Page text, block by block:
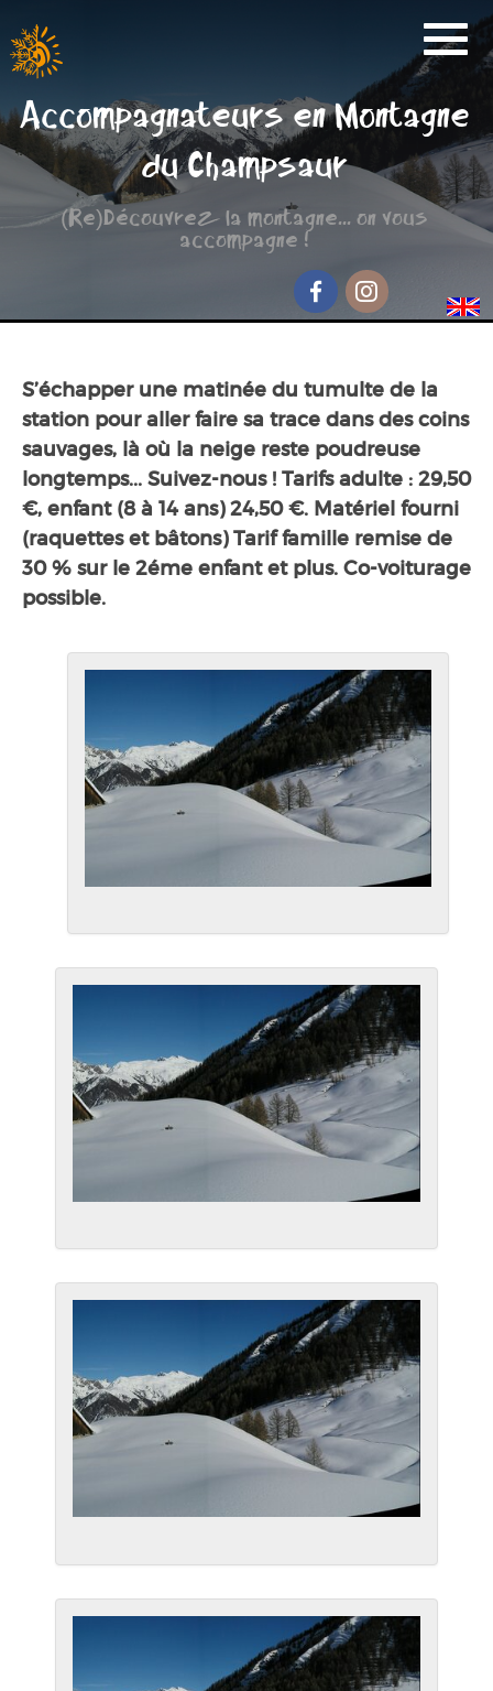
Accompagnateurs en Montagne
du Champsaur
(Re)Découvrez la montagne... on vous
accompagne !
FacebookInstagram
Activités
Réservation
Nos Partenaires
Scolaire
Groupe de randonnée
Séjour jeunesse
Contact et accès
S’échapper une matinée du tumulte de la
station pour aller faire sa trace dans des coins
sauvages, là où la neige reste poudreuse
longtemps... Suivez-nous ! Tarifs adulte : 29,50
€, enfant (8 à 14 ans) 24,50 €. Matériel fourni
(raquettes et bâtons) Tarif famille remise de
30 % sur le 2éme enfant et plus. Co-voiturage
possible.